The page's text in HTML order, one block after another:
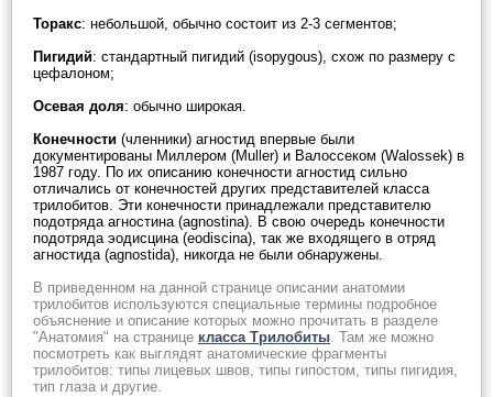
Торакс: небольшой, обычно состоит из 2-3 сегментов;
Пигидий: стандартный пигидий (isopygous), схож по размеру с
цефалоном;
Осевая доля: обычно широкая.
Конечности (членники) агностид впервые были
документированы Миллером (Muller) и Валоссеком (Walossek) в
1987 году. По их описанию конечности агностид сильно
отличались от конечностей других представителей класса
трилобитов. Эти конечности принадлежали представителю
подотряда агностина (agnostina). В свою очередь конечности
подотряда эодисцина (eodiscina), так же входящего в отряд
агностида (agnostida), никогда не были обнаружены.
В приведенном на данной странице описании анатомии
трилобитов используются специальные термины подробное
объяснение и описание которых можно прочитать в разделе
"Анатомия" на странице класса Трилобиты. Там же можно
посмотреть как выглядят анатомические фрагменты
трилобитов: типы лицевых швов, типы гипостом, типы пигидия,
тип глаза и другие.